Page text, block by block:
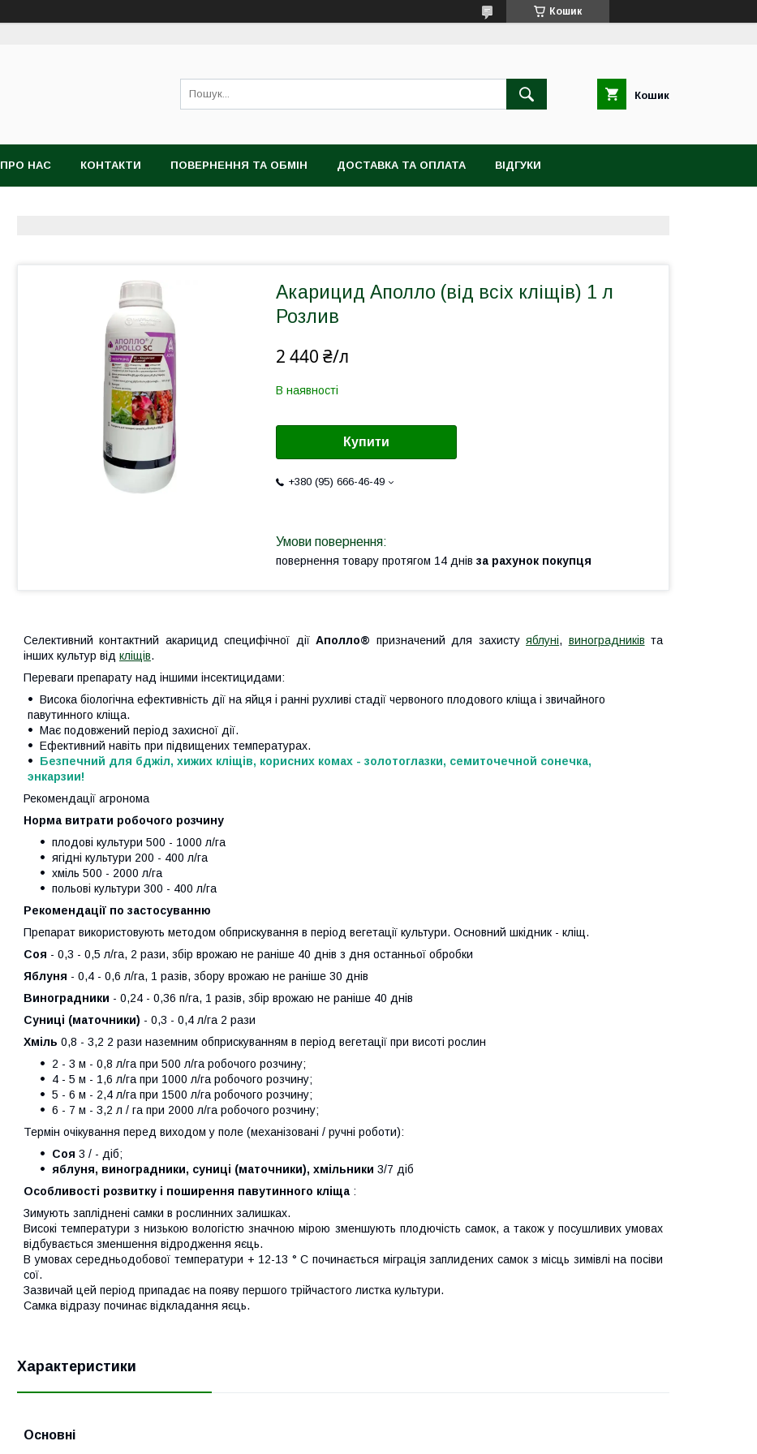
Кошик
Кошик
ПРО НАС КОНТАКТИ ПОВЕРНЕННЯ ТА ОБМІН ДОСТАВКА ТА ОПЛАТА ВІДГУКИ
Акарицид Аполло (від всіх кліщів) 1 л
Розлив
2 440 ₴/л
В наявності
Купити
+380 (95) 666-46-49
повернення товару протягом 14 днів за рахунок покупця
Селективний контактний акарицид специфічної діїАполло® призначений для захистуяблуні, виноградників та
інших культур від кліщів.
Переваги препарату над іншими інсектицидами:
Висока біологічна ефективність дії на яйця і ранні рухливі стадії червоного плодового кліща і звичайного
павутинного кліща.
Має подовжений період захисної дії.
Ефективний навіть при підвищених температурах.
Безпечний для бджіл, хижих кліщів, корисних комах - золотоглазки, семиточечной сонечка,
энкарзии!
Рекомендації агронома
Норма витрати робочого розчину
плодові культури 500 - 1000 л/га
ягідні культури 200 - 400 л/га
хміль 500 - 2000 л/га
польові культури 300 - 400 л/га
Рекомендації по застосуванню
Препарат використовують методом обприскування в період вегетації культури. Основний шкідник - кліщ.
Соя - 0,3 - 0,5 л/га, 2 рази, збір врожаю не раніше 40 днів з дня останньої обробки
Яблуня - 0,4 - 0,6 л/га, 1 разів, збору врожаю не раніше 30 днів
Виноградники - 0,24 - 0,36 п/га, 1 разів, збір врожаю не раніше 40 днів
Суниці (маточники) - 0,3 - 0,4 л/га 2 рази
Хміль 0,8 - 3,2 2 рази наземним обприскуванням в період вегетації при висоті рослин
2 - 3 м - 0,8 л/га при 500 л/га робочого розчину;
4 - 5 м - 1,6 л/га при 1000 л/га робочого розчину;
5 - 6 м - 2,4 л/га при 1500 л/га робочого розчину;
6 - 7 м - 3,2 л / га при 2000 л/га робочого розчину;
Термін очікування перед виходом у поле (механізовані / ручні роботи):
Соя 3 / - діб;
яблуня, виноградники, суниці (маточники), хмільники 3/7 діб
Особливості розвитку і поширення павутинного кліща :
Зимують запліднені самки в рослинних залишках.
Високі температури з низькою вологістю значною мірою зменшують плодючість самок, а також у посушливих умовах
відбувається зменшення відродження яєць.
В умовах середньодобової температури + 12-13 ° С починається міграція заплидених самок з місць зимівлі на посіви
сої.
Зазвичай цей період припадає на появу першого трійчастого листка культури.
Самка відразу починає відкладання яєць.
Характеристики
Основні